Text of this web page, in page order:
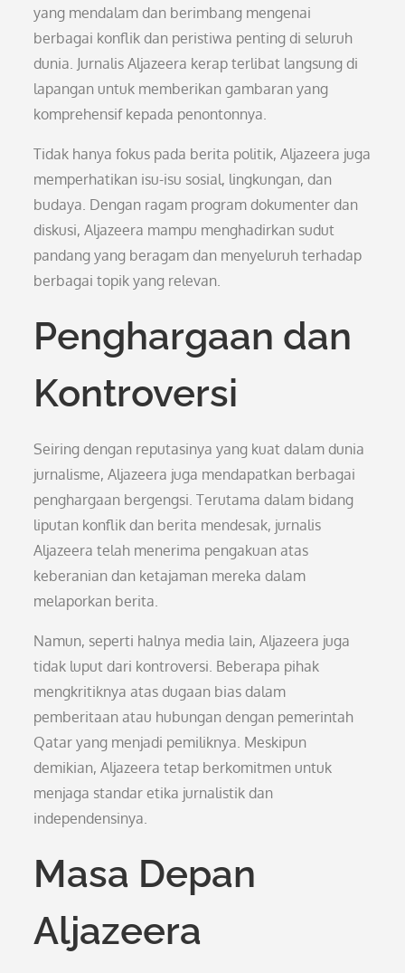
yang mendalam dan berimbang mengenai
berbagai konflik dan peristiwa penting di seluruh
dunia. Jurnalis Aljazeera kerap terlibat langsung di
lapangan untuk memberikan gambaran yang
komprehensif kepada penontonnya.
Tidak hanya fokus pada berita politik, Aljazeera juga
memperhatikan isu-isu sosial, lingkungan, dan
budaya. Dengan ragam program dokumenter dan
diskusi, Aljazeera mampu menghadirkan sudut
pandang yang beragam dan menyeluruh terhadap
berbagai topik yang relevan.
Penghargaan dan
Kontroversi
Seiring dengan reputasinya yang kuat dalam dunia
jurnalisme, Aljazeera juga mendapatkan berbagai
penghargaan bergengsi. Terutama dalam bidang
liputan konflik dan berita mendesak, jurnalis
Aljazeera telah menerima pengakuan atas
keberanian dan ketajaman mereka dalam
melaporkan berita.
Namun, seperti halnya media lain, Aljazeera juga
tidak luput dari kontroversi. Beberapa pihak
mengkritiknya atas dugaan bias dalam
pemberitaan atau hubungan dengan pemerintah
Qatar yang menjadi pemiliknya. Meskipun
demikian, Aljazeera tetap berkomitmen untuk
menjaga standar etika jurnalistik dan
independensinya.
Masa Depan
Aljazeera